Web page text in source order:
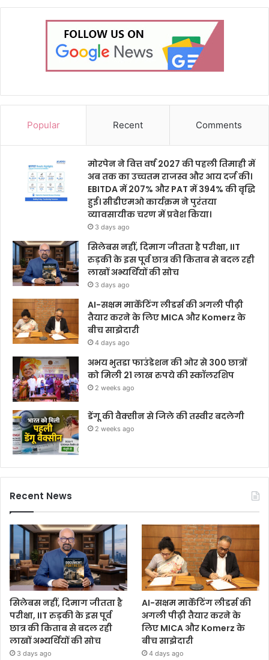
Popular Recent Comments
मोरपेन ने वित्त वर्ष 2027 की पहली तिमाही में
अब तक का उच्चतम राजस्व और आय दर्ज की।
EBITDA में 207% और PAT में 394% की वृद्धि
हुई। सीडीएमओ कार्यक्रम ने पुरंतया
व्यावसायीक चरण में प्रवेश किया।
3 days ago
सिलेबस नहीं, दिमाग जीतता है परीक्षा, IIT
रुड़की के इस पूर्व छात्र की किताब से बदल रही
लाखों अभ्यर्थियों की सोच
3 days ago
AI-सक्षम मार्केटिंग लीडर्स की अगली पीढ़ी
तैयार करने के लिए MICA और Komerz के
बीच साझेदारी
4 days ago
अभय भुतडा फाउंडेशन की ओर से 300 छात्रों
को मिली 21 लाख रुपये की स्कॉलरशिप
2 weeks ago
डेंगू की वैक्सीन से जिले की तस्वीर बदलेगी
2 weeks ago
Recent News
सिलेबस नहीं, दिमाग जीतता है
परीक्षा, IIT रुड़की के इस पूर्व
छात्र की किताब से बदल रही
लाखों अभ्यर्थियों की सोच
3 days ago
AI-सक्षम मार्केटिंग लीडर्स की
अगली पीढ़ी तैयार करने के
लिए MICA और Komerz के
बीच साझेदारी
4 days ago